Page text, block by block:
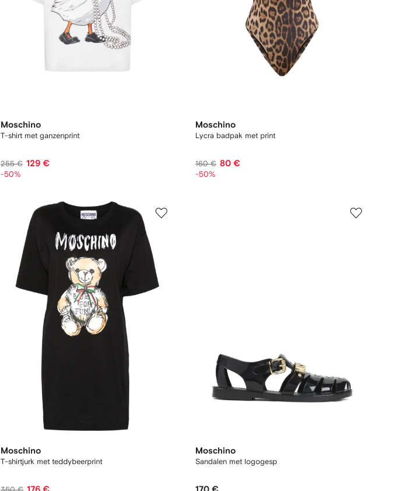
Moschino
T-shirt met ganzenprint
255 € 129 €
-50%
Moschino
Lycra badpak met print
160 € 80 €
-50%
Moschino
T-shirtjurk met teddybeerprint
Moschino
Sandalen met logogesp